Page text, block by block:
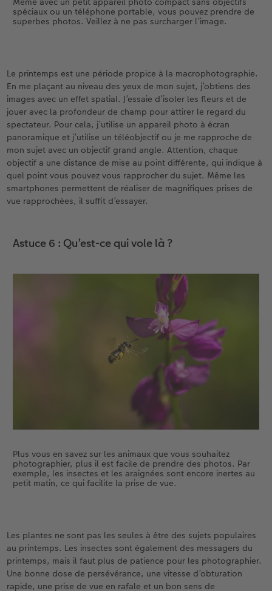
petite taie d’oreiller avec des haricots secs et
voilà le « sac à haricots » sur lequel vous pouvez
un merveilleux cadeau pour les amateurs de
photographie.
spéciaux ou un téléphone portable, vous pouvez prendre de
superbes photos. Veillez à ne pas surcharger l’image.
Le printemps est une période propice à la macrophotographie.
En me plaçant au niveau des yeux de mon sujet, j’obtiens des
images avec un effet spatial. J’essaie d’isoler les fleurs et de
jouer avec la profondeur de champ pour attirer le regard du
spectateur. Pour cela, j’utilise un appareil photo à écran
panoramique et j’utilise un téléobjectif ou je me rapproche de
mon sujet avec un objectif grand angle. Attention, chaque
objectif a une distance de mise au point différente, qui indique à
quel point vous pouvez vous rapprocher du sujet. Même les
smartphones permettent de réaliser de magnifiques prises de
vue rapprochées, il suffit d’essayer.
Astuce 6 : Qu’est-ce qui vole là ?
Plus vous en savez sur les animaux que vous souhaitez
photographier, plus il est facile de prendre des photos. Par
exemple, les insectes et les araignées sont encore inertes au
petit matin, ce qui facilite la prise de vue.
Les plantes ne sont pas les seules à être des sujets populaires
au printemps. Les insectes sont également des messagers du
printemps, mais il faut plus de patience pour les photographier.
Une bonne dose de persévérance, une vitesse d’obturation
rapide, une prise de vue en rafale et un bon sens de